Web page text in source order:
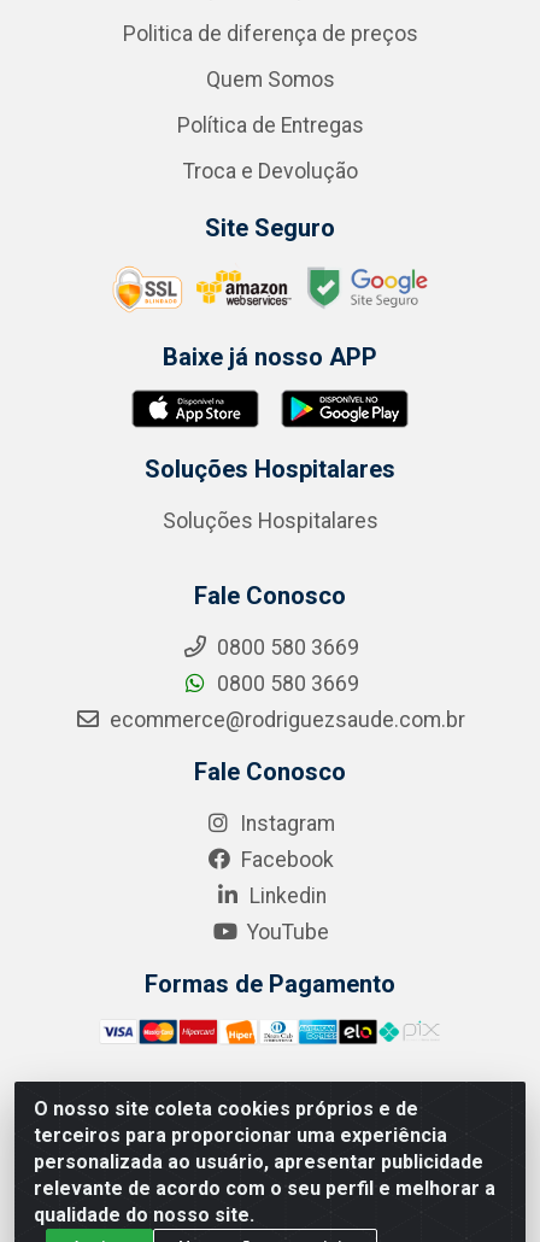
O nosso site coleta cookies próprios e de
terceiros para proporcionar uma experiência
personalizada ao usuário, apresentar publicidade
relevante de acordo com o seu perfil e melhorar a
qualidade do nosso site.
Politica de diferença de preços
Quem Somos
Política de Entregas
Troca e Devolução
Site Seguro
Baixe já nosso APP
Soluções Hospitalares
Soluções Hospitalares
Fale Conosco
0800 580 3669
0800 580 3669
ecommerce@rodriguezsaude.com.br
Fale Conosco
Instagram
Facebook
Linkedin
YouTube
Formas de Pagamento
A.R. RODRIGUEZ SOLUÇÕES EM SAÚDE - Endereço Av.
Joaquim Nabuco, 2235 - Centro, Manaus - AM, CEP
69020-031 - CNPJ 04.562.591/0001-41